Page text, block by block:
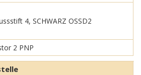
4, SCHWARZ OSSD2
2 PNP